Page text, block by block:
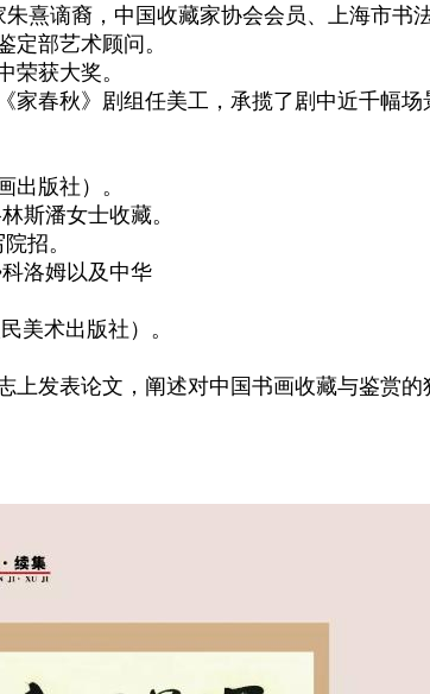
熹谪裔，中国收藏家协会会员、上海市书
定部艺术顾问。
荣获大奖。
家春秋》剧组任美工，承揽了剧中近千幅场
出版社）。
斯潘女士收藏。
招。
洛姆以及中华
美术出版社）。
上发表论文，阐述对中国书画收藏与鉴赏